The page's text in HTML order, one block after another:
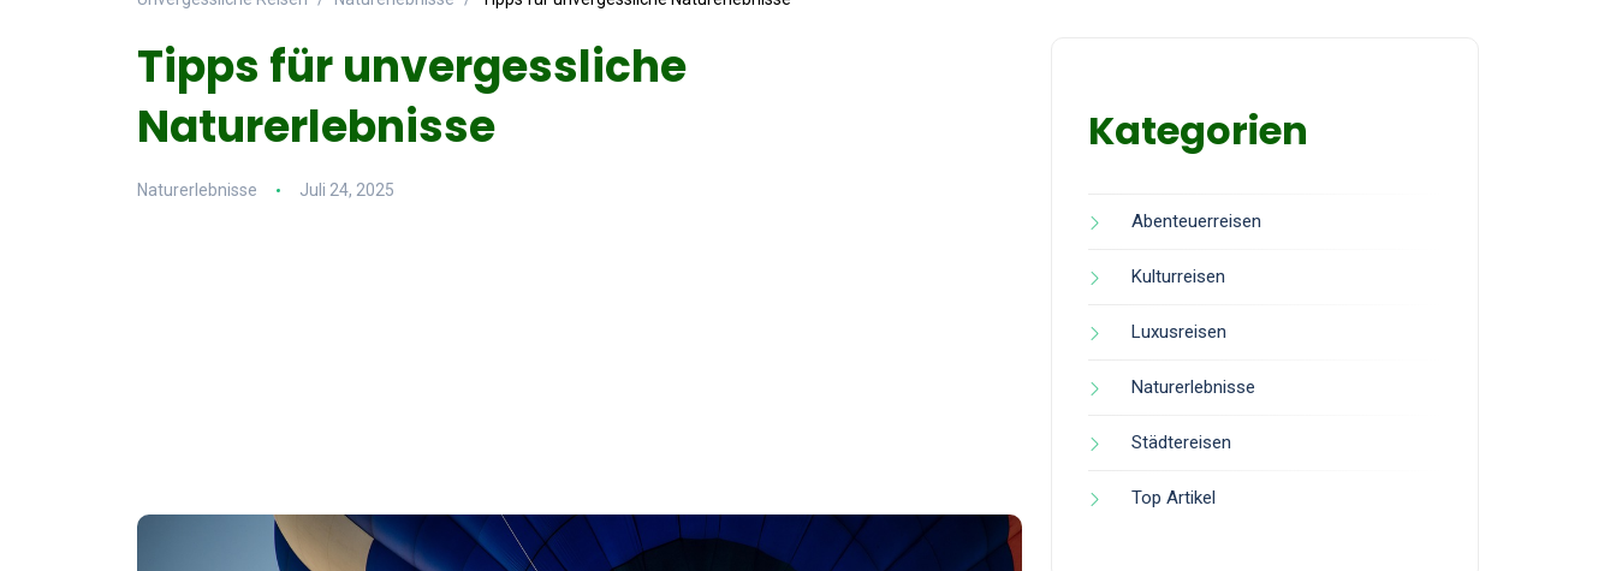
Tipps für unvergessliche
Naturerlebnisse
Naturerlebnisse Juli 24, 2025
Kategorien
Abenteuerreisen
Kulturreisen
Luxusreisen
Naturerlebnisse
Städtereisen
Top Artikel